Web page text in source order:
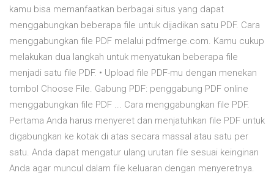
kamu bisa memanfaatkan berbagai situs yang dapat
menggabungkan beberapa file untuk dijadikan satu PDF. Cara
menggabungkan file PDF melalui pdfmerge.com. Kamu cukup
melakukan dua langkah untuk menyatukan beberapa file
menjadi satu file PDF. • Upload file PDF-mu dengan menekan
tombol Choose File. Gabung PDF: penggabung PDF online
menggabungkan file PDF ... Cara menggabungkan file PDF.
Pertama Anda harus menyeret dan menjatuhkan file PDF untuk
digabungkan ke kotak di atas secara massal atau satu per
satu. Anda dapat mengatur ulang urutan file sesuai keinginan
Anda agar muncul dalam file keluaran dengan menyeretnya.